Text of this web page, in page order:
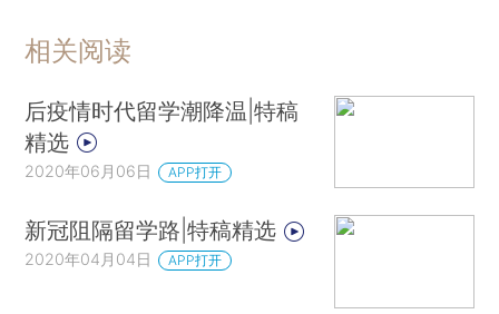
相关阅读
后疫情时代留学潮降温|特稿
精选
2020年06月06日 APP打开
新冠阻隔留学路|特稿精选
2020年04月04日 APP打开